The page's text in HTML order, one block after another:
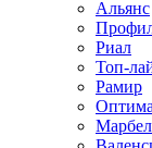
Альянс
Риал
Топ-
Рамир
Оптима